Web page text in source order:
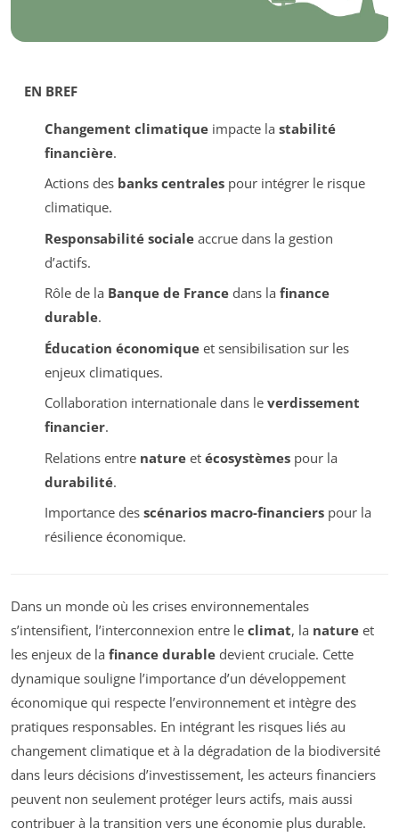
EN BREF
Changement climatiqueimpacte la stabilité
financière.
Actions des banks centralespour intégrer le risque
climatique.
Responsabilité socialeaccrue dans la gestion
d’actifs.
Rôle de la Banque de Francedans la finance
durable.
Éducation économiqueet sensibilisation sur les
enjeux climatiques.
Collaboration internationale dans le verdissement
financier.
Relations entre natureet écosystèmespour la
durabilité.
Importance des scénarios macro-financierspour la
résilience économique.
Dans un monde où les crises environnementales
s’intensifient, l’interconnexion entre le climat, la nature et
les enjeux de la finance durable devient cruciale. Cette
dynamique souligne l’importance d’un développement
économique qui respecte l’environnement et intègre des
pratiques responsables. En intégrant les risques liés au
changement climatique et à la dégradation de la biodiversité
dans leurs décisions d’investissement, les acteurs financiers
peuvent non seulement protéger leurs actifs, mais aussi
contribuer à la transition vers une économie plus durable.